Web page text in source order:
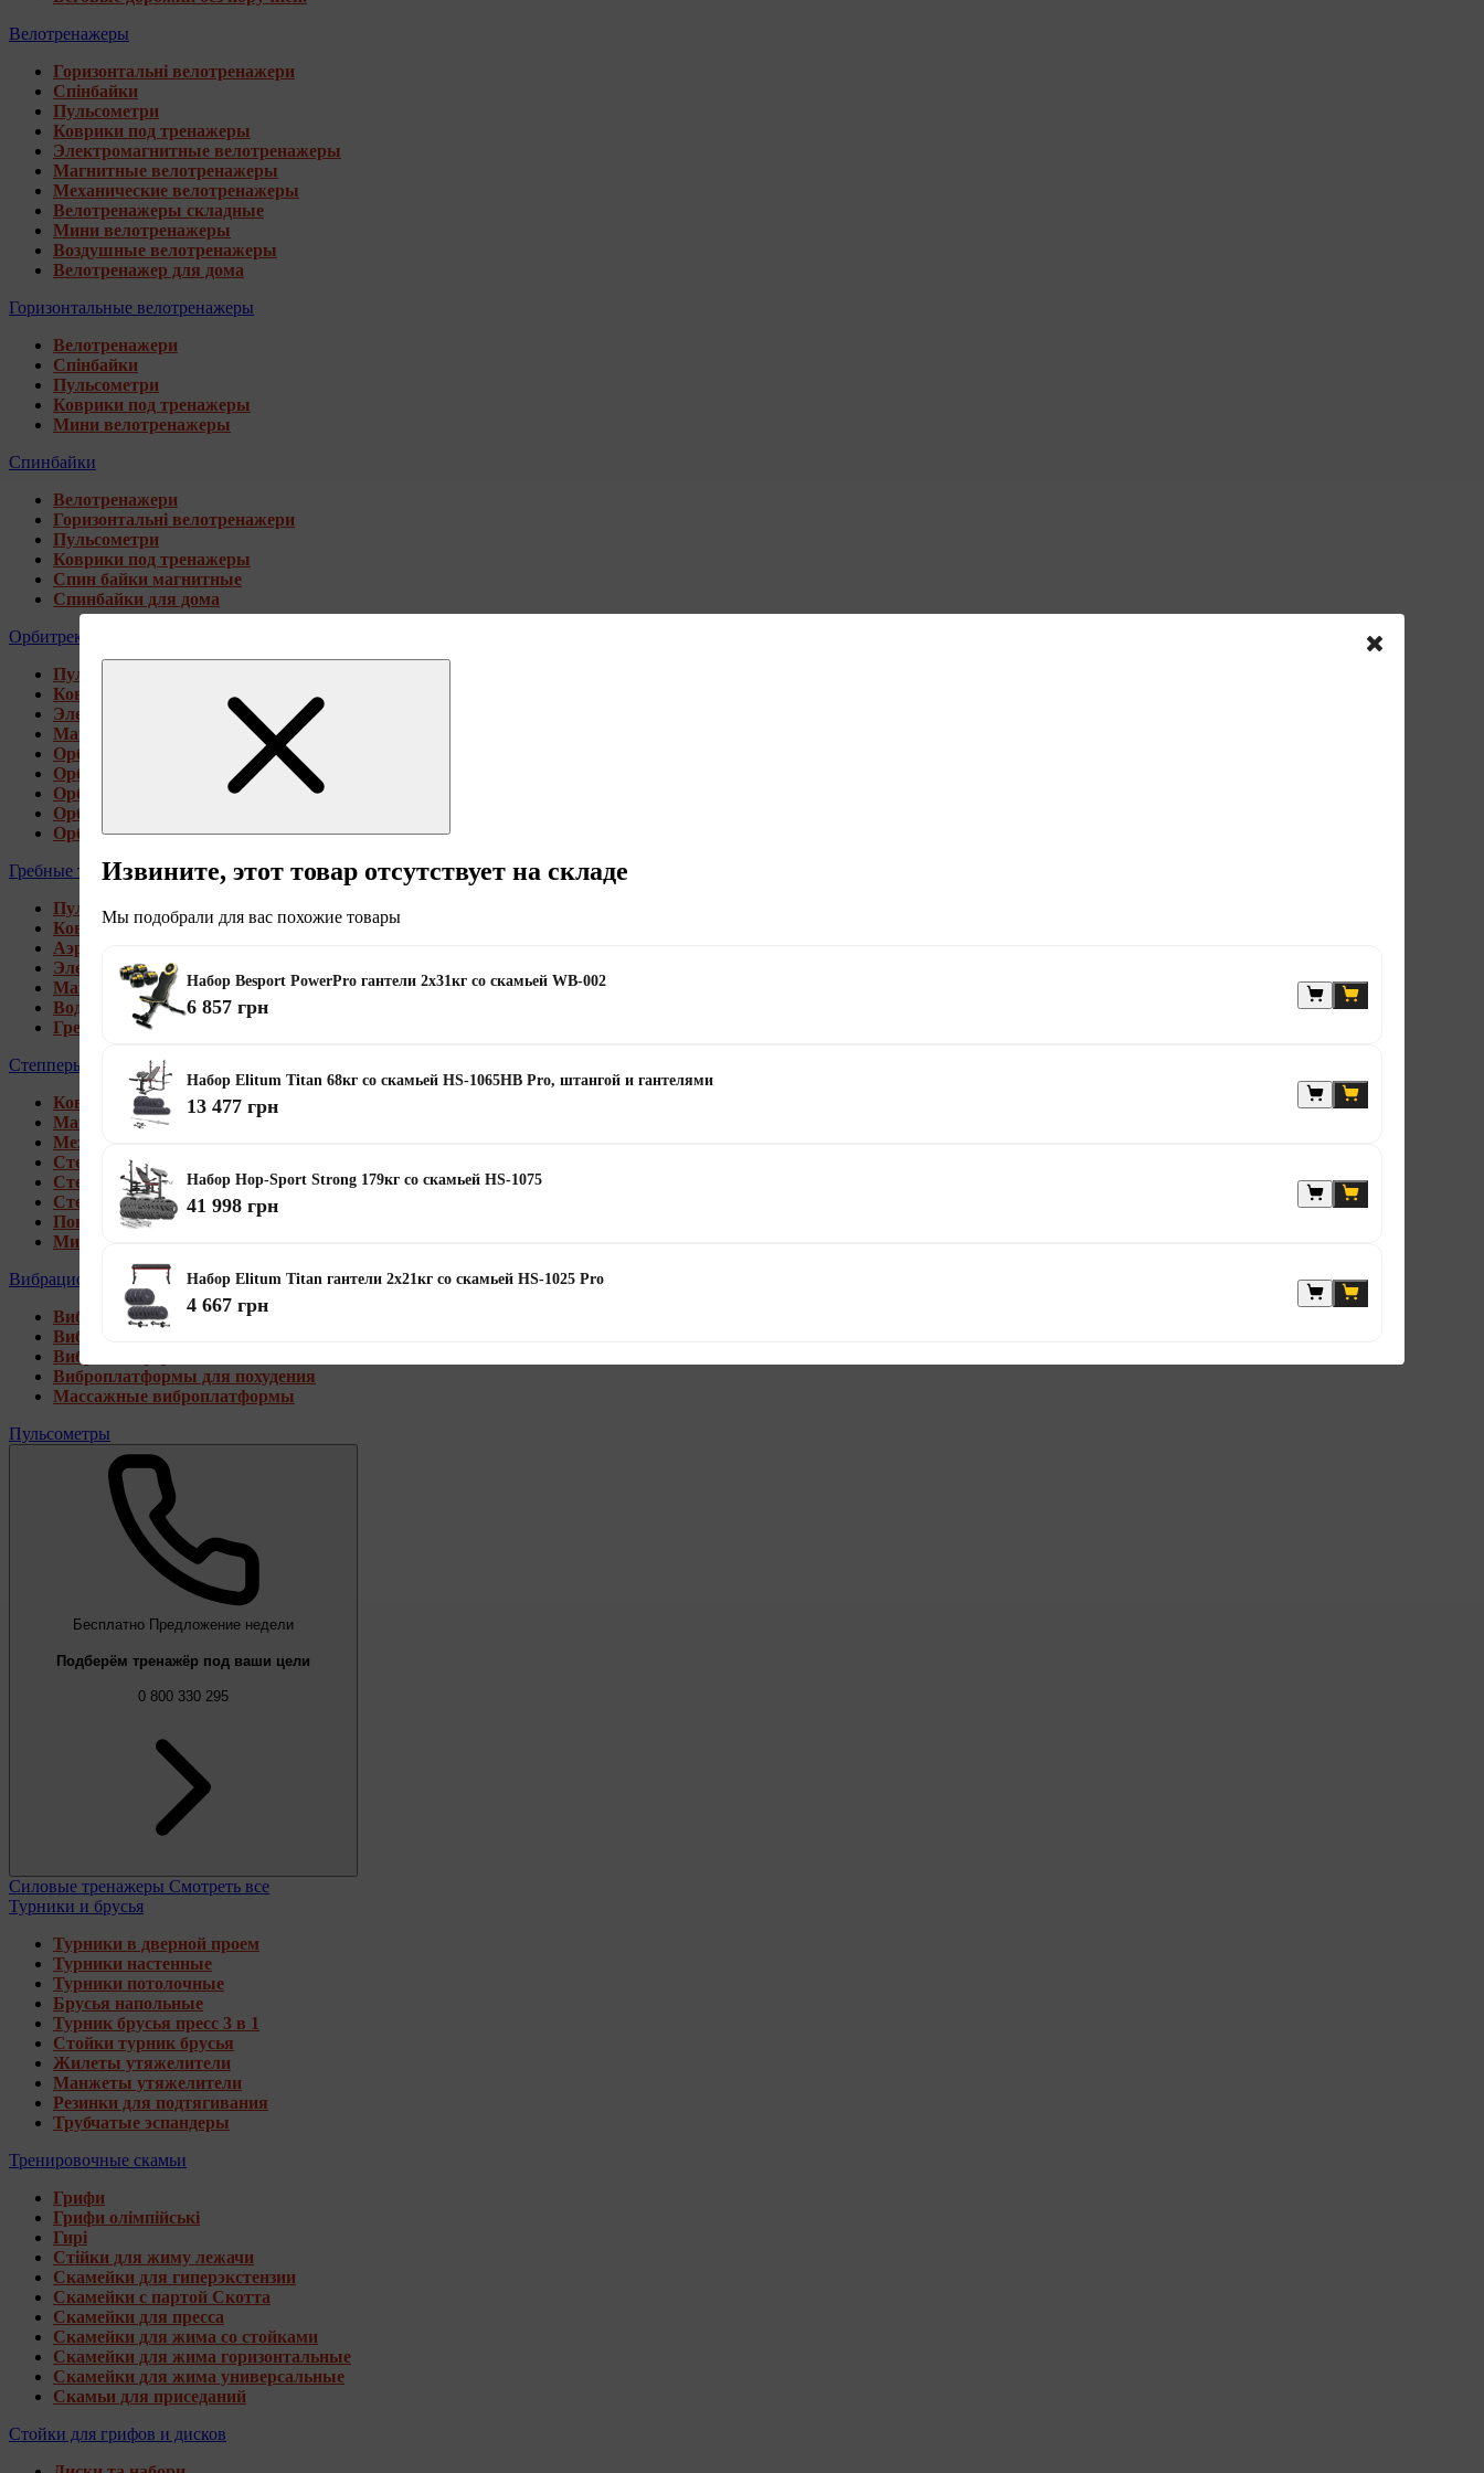
Велотренажеры
Горизонтальні велотренажери
Спінбайки
Пульсометри
Коврики под тренажеры
Электромагнитные велотренажеры
Магнитные велотренажеры
Механические велотренажеры
Велотренажеры складные
Мини велотренажеры
Воздушные велотренажеры
Велотренажер для дома
Горизонтальные велотренажеры
Велотренажери
Спінбайки
Пульсометри
Коврики под тренажеры
Мини велотренажеры
Спинбайки
Велотренажери
Горизонтальні велотренажери
Пульсометри
Коврики под тренажеры
Спин байки магнитные
Спинбайки для дома
Орбитреки
Пульсометри
Коврики под тренажеры
Электромагнитные орбитреки
Магнитные орбитреки
Орбитреки переднеприводные
Орбитреки заднеприводные
Орбитреки для высоких пользователей
Орбитреки генераторные
Орбитреки для дома
Гребные тренажеры
Пульсометри
Коврики под тренажеры
Аэромагнитные гребные тренажеры
Электромагнитные гребные тренажеры
Магнитные гребные тренажеры
Водные гребные тренажеры
Гребные тренажеры для дома
Степперы
Коврики под тренажеры
Магнитные степперы
Механические степперы
Степперы со стойкой
Степперы с эспандерами
Степперы с рукоятками
Поворотные степперы
Мини степперы
Вибрационные платформы
Виброплатформы для дома
Виброплатформы 4D
Виброплатформы 3D
Виброплатформы для похудения
Массажные виброплатформы
Пульсометры
Бесплатно Предложение недели
Подберём тренажёр под ваши цели
0 800 330 295
Силовые тренажеры Смотреть все
Турники и брусья
Турники в дверной проем
Турники настенные
Турники потолочные
Брусья напольные
Турник брусья пресс 3 в 1
Стойки турник брусья
Жилеты утяжелители
Манжеты утяжелители
Резинки для подтягивания
Трубчатые эспандеры
Тренировочные скамьи
Грифи
Грифи олімпійські
Гирі
Стійки для жиму лежачи
Скамейки для гиперэкстензии
Скамейки с партой Скотта
Скамейки для пресса
Скамейки для жима со стойками
Скамейки для жима горизонтальные
Скамейки для жима универсальные
Скамьи для приседаний
Стойки для грифов и дисков
Извините, этот товар отсутствует на складе
Мы подобрали для вас похожие товары
Набор Besport PowerPro гантели 2х31кг со скамьей WB-002
6 857 грн
Набор Elitum Titan 68кг со скамьей HS-1065HB Pro, штангой и гантелями
13 477 грн
Набор Hop-Sport Strong 179кг со скамьей HS-1075
41 998 грн
Набор Elitum Titan гантели 2х21кг со скамьей HS-1025 Pro
4 667 грн